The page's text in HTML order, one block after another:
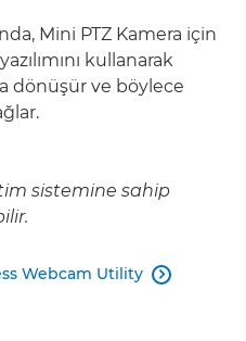
Mini PTZ Kamera için
kullanarak
dönüşür ve böylece
sistemine sahip
Webcam Utility 